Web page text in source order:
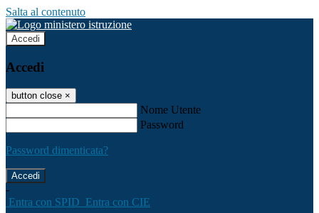
Salta al contenuto
Accedi
Accedi
button close ×
Nome Utente
Password
Password dimenticata?
-
Entra con SPID Entra con CIE